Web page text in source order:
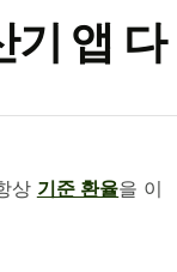
기 앱 다
상 기준 환율을 이